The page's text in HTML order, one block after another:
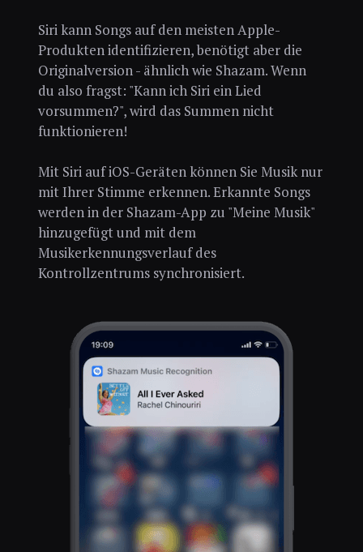
Siri kann Songs auf den meisten Apple-
Produkten identifizieren, benötigt aber die
Originalversion - ähnlich wie Shazam. Wenn
du also fragst: "Kann ich Siri ein Lied
vorsummen?", wird das Summen nicht
funktionieren!
Mit Siri auf iOS-Geräten können Sie Musik nur
mit Ihrer Stimme erkennen. Erkannte Songs
werden in der Shazam-App zu "Meine Musik"
hinzugefügt und mit dem
Musikerkennungsverlauf des
Kontrollzentrums synchronisiert.